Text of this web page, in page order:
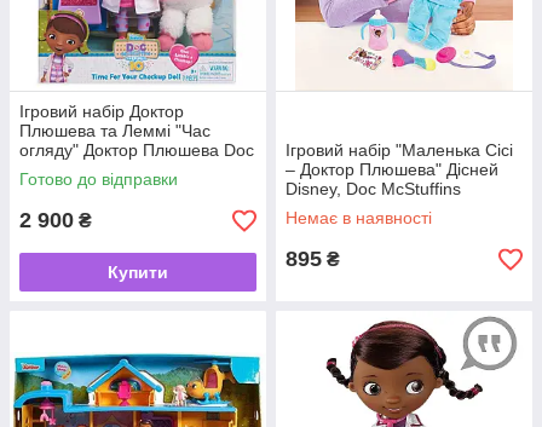
Ігровий набір Доктор
Плюшева та Леммі "Час
огляду" Доктор Плюшева Doc
McStuffins
Готово до відправки
2 900 ₴
Купити
Ігровий набір "Маленька Сісі
– Доктор Плюшева" Дісней
Disney, Doc McStuffins
Немає в наявності
895 ₴